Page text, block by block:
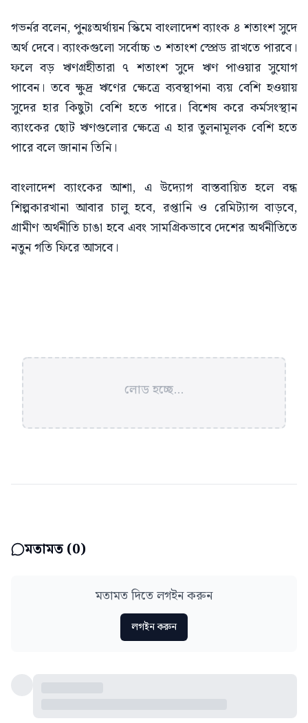
গভর্নর বলেন, পুনঃঅর্থায়ন স্কিমে বাংলাদেশ ব্যাংক ৪ শতাংশ সুদে
অর্থ দেবে। ব্যাংকগুলো সর্বোচ্চ ৩ শতাংশ স্প্রেড রাখতে পারবে।
ফলে বড় ঋণগ্রহীতারা ৭ শতাংশ সুদে ঋণ পাওয়ার সুযোগ
পাবেন। তবে ক্ষুদ্র ঋণের ক্ষেত্রে ব্যবস্থাপনা ব্যয় বেশি হওয়ায়
সুদের হার কিছুটা বেশি হতে পারে। বিশেষ করে কর্মসংস্থান
ব্যাংকের ছোট ঋণগুলোর ক্ষেত্রে এ হার তুলনামূলক বেশি হতে
পারে বলে জানান তিনি।
বাংলাদেশ ব্যাংকের আশা, এ উদ্যোগ বাস্তবায়িত হলে বন্ধ
শিল্পকারখানা আবার চালু হবে, রপ্তানি ও রেমিট্যান্স বাড়বে,
গ্রামীণ অর্থনীতি চাঙা হবে এবং সামগ্রিকভাবে দেশের অর্থনীতিতে
নতুন গতি ফিরে আসবে।
লোড হচ্ছে...
মতামত (0)
মতামত দিতে লগইন করুন
লগইন করুন